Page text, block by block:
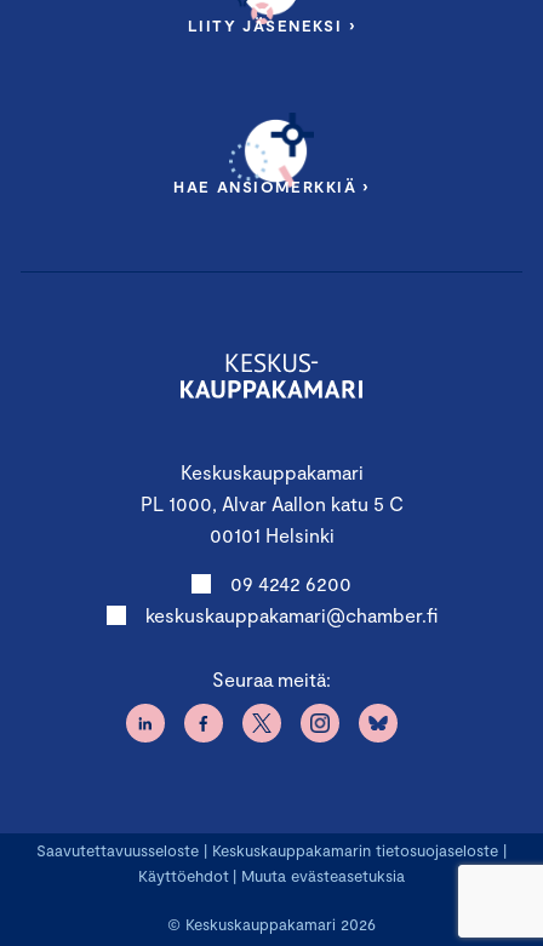
Keskuskauppakamari
PL 1000, Alvar Aallon katu 5 C
00101 Helsinki
09 4242 6200
keskuskauppakamari@chamber.fi
Seuraa meitä:
LIITY JÄSENEKSI ›
HAE ANSIOMERKKIÄ ›
© Keskuskauppakamari 2026
Saavutettavuusseloste | Keskuskauppakamarin tietosuojaseloste |
Käyttöehdot | Muuta evästeasetuksia